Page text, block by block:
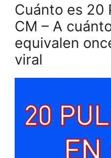
Cuánto es 20
CM – A
equivalen
viral